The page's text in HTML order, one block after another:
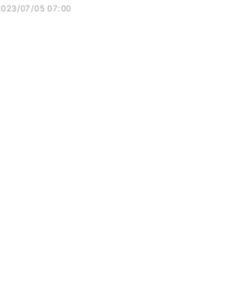
07/05 07:00